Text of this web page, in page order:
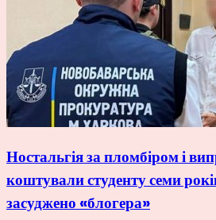
Ностальгія за пломбіром і
коштували студенту семи
засуджено «блогера»